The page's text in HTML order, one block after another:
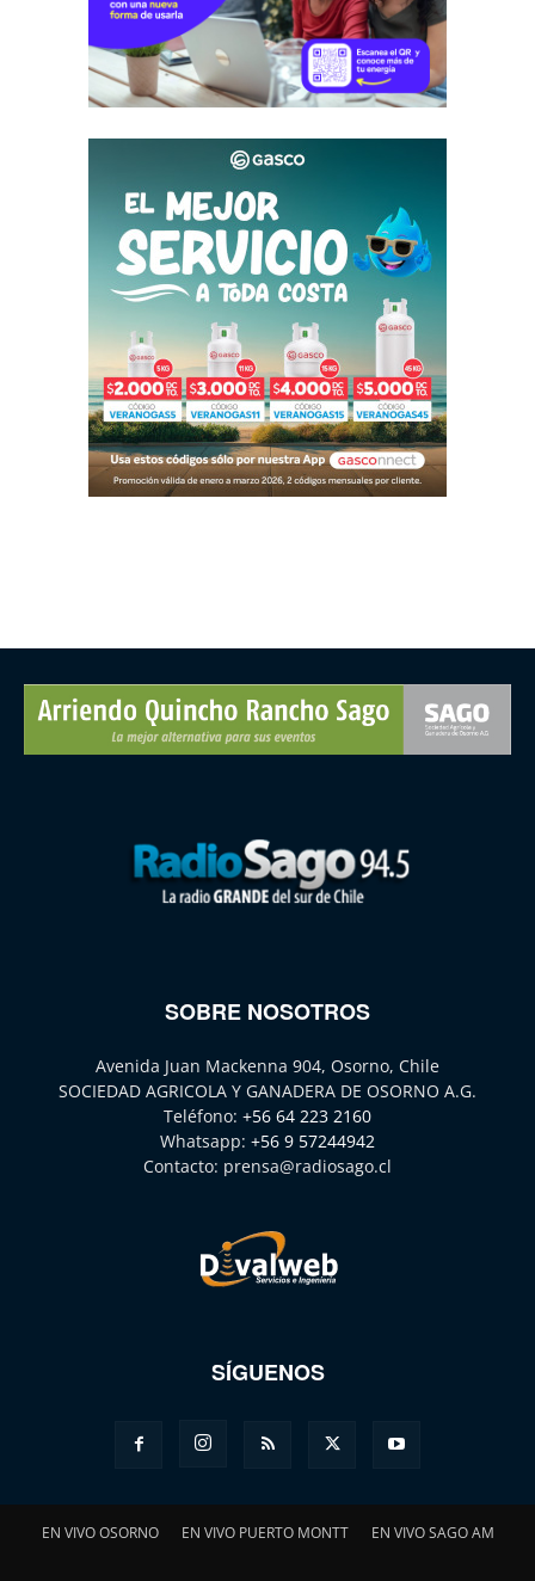
SOBRE NOSOTROS
Avenida Juan Mackenna 904, Osorno, Chile
SOCIEDAD AGRICOLA Y GANADERA DE OSORNO A.G.
Teléfono: +56 64 223 2160
Whatsapp: +56 9 57244942
Contacto: prensa@radiosago.cl
SÍGUENOS
EN VIVO OSORNO EN VIVO PUERTO MONTT EN VIVO SAGO AM